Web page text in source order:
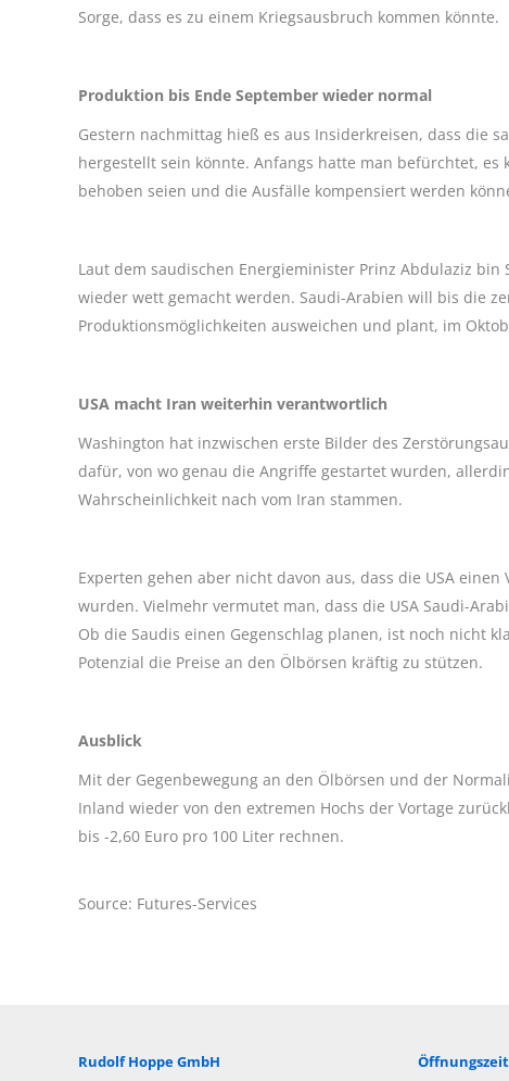
Sorge, dass es zu einem Kriegsausbruch kommen könnte.
Produktion bis Ende September wieder normal
Gestern nachmittag hieß es aus Insiderkreisen, dass die
hergestellt sein könnte. Anfangs hatte man befürchtet,
behoben seien und die Ausfälle kompensiert werden
Laut dem saudischen Energieminister Prinz Abdulaziz
wieder wett gemacht werden. Saudi-Arabien will bis die
Produktionsmöglichkeiten ausweichen und plant, im
USA macht Iran weiterhin verantwortlich
Washington hat inzwischen erste Bilder des
dafür, von wo genau die Angriffe gestartet wurden,
Wahrscheinlichkeit nach vom Iran stammen.
Experten gehen aber nicht davon aus, dass die USA
wurden. Vielmehr vermutet man, dass die USA Saudi-
Ob die Saudis einen Gegenschlag planen, ist noch nicht
Potenzial die Preise an den Ölbörsen kräftig zu stützen.
Ausblick
Mit der Gegenbewegung an den Ölbörsen und der
Inland wieder von den extremen Hochs der Vortage
bis -2,60 Euro pro 100 Liter rechnen.
Source: Futures-Services
Rudolf Hoppe GmbH